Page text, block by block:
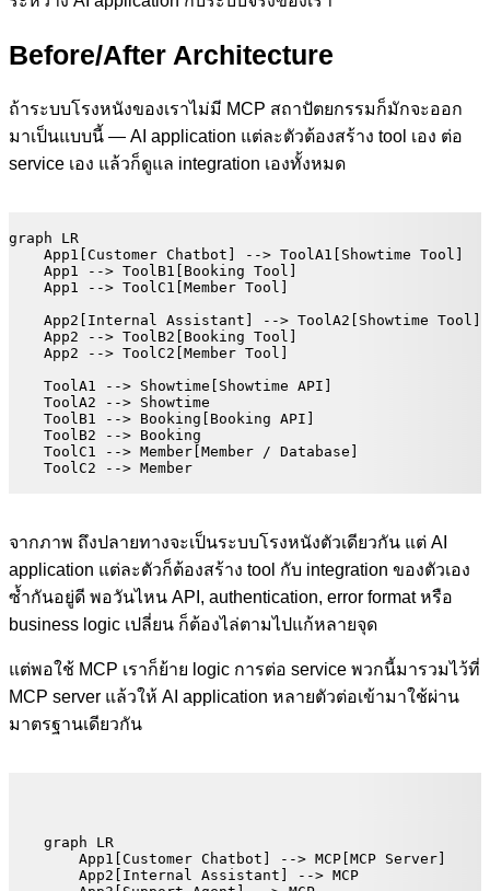
Before/After Architecture
ถ้าระบบโรงหนังของเราไม่มี MCP สถาปัตยกรรมก็มักจะออก
มาเป็นแบบนี้ — AI application แต่ละตัวต้องสร้าง tool เอง ต่อ
service เอง แล้วก็ดูแล integration เองทั้งหมด
graph LR
    App1[Customer Chatbot] --> ToolA1[Showtime Tool]
    App1 --> ToolB1[Booking Tool]
    App1 --> ToolC1[Member Tool]
    App2[Internal Assistant] --> ToolA2[Showtime Tool]
    App2 --> ToolB2[Booking Tool]
    App2 --> ToolC2[Member Tool]
    ToolA1 --> Showtime[Showtime API]
    ToolA2 --> Showtime
    ToolB1 --> Booking[Booking API]
    ToolB2 --> Booking
    ToolC1 --> Member[Member / Database]
    ToolC2 --> Member
จากภาพ ถึงปลายทางจะเป็นระบบโรงหนังตัวเดียวกัน แต่ AI
application แต่ละตัวก็ต้องสร้าง tool กับ integration ของตัวเอง
ซ้ำกันอยู่ดี พอวันไหน API, authentication, error format หรือ
business logic เปลี่ยน ก็ต้องไล่ตามไปแก้หลายจุด
แต่พอใช้ MCP เราก็ย้าย logic การต่อ service พวกนี้มารวมไว้ที่
MCP server แล้วให้ AI application หลายตัวต่อเข้ามาใช้ผ่าน
มาตรฐานเดียวกัน
graph LR
    App1[Customer Chatbot] --> MCP[MCP Server]
    App2[Internal Assistant] --> MCP